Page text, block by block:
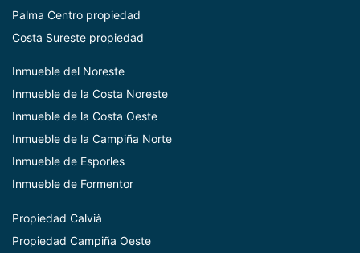
Palma Centro propiedad
Costa Sureste propiedad
Inmueble del Noreste
Inmueble de la Costa Noreste
Inmueble de la Costa Oeste
Inmueble de la Campiña Norte
Inmueble de Esporles
Inmueble de Formentor
Propiedad Calvià
Propiedad Campiña Oeste